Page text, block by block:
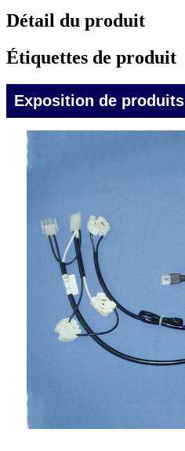
Détail du produit
Étiquettes de produit
Exposition de produits